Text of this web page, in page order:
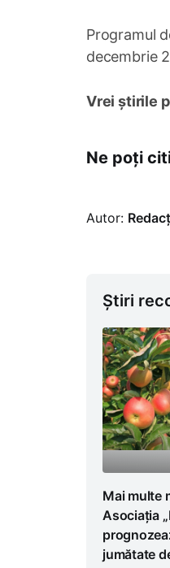
Programul
decembrie
Vrei știrile
Ne poți
Autor:
Știri
Mai multe
Asociația
jumătate